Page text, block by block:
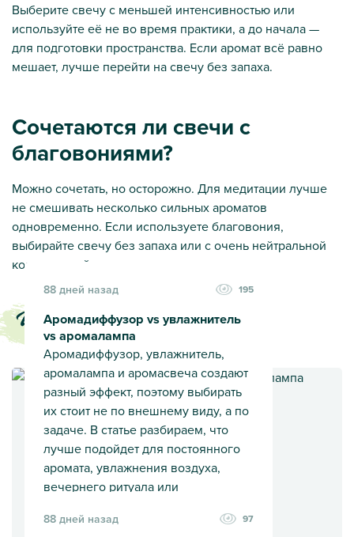
Выберите свечу с меньшей интенсивностью или
используйте её не во время практики, а до начала —
для подготовки пространства. Если аромат всё равно
мешает, лучше перейти на свечу без запаха.
Сочетаются ли свечи с
благовониями?
Можно сочетать, но осторожно. Для медитации лучше
не смешивать несколько сильных ароматов
одновременно. Если используете благовония,
выбирайте свечу без запаха или с очень нейтральной
композицией.
Читати також
88 дней назад 195
Аромадиффузор vs увлажнитель
vs аромалампа
Аромадиффузор, увлажнитель,
аромалампа и аромасвеча создают
разный эффект, поэтому выбирать
их стоит не по внешнему виду, а по
задаче. В статье разбираем, что
лучше подойдет для постоянного
аромата, увлажнения воздуха,
вечернего ритуала или
доме с детьми и животными.
88 дней назад 97